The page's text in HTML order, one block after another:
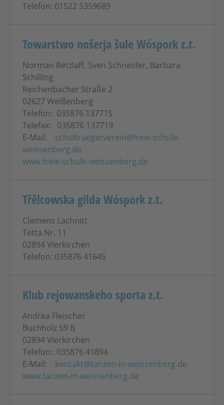
Telefon: 01522 5359689
Towarstwo nošerja šule Wóspork z.t.
Norman Retzlaff, Sven Schneider, Barbara
Schilling
Reichenbacher Straße 2
02627 Weißenberg
Telefon: 035876 137715
Telefax: 035876 137719
E-Mail: schultraegerverein@freie-schule-
weissenberg.de
www.freie-schule-weissenberg.de
Třělcowska gilda Wóspork z.t.
Clemens Lachnitt
Tetta Nr. 11
02894 Vierkirchen
Telefon: 035876 41645
Klub rejowanskeho sporta z.t.
Andrea Fleischer
Buchholz 59 B
02894 Vierkirchen
Telefon: 035876 41894
E-Mail: kontakt@tanzen-in-weissenberg.de
www.tanzen-in-weissenberg.de